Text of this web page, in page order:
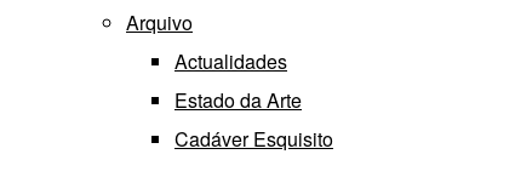
Arquivo
Actualidades
Estado da Arte
Cadáver Esquisito